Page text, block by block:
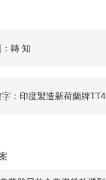
轉 知
字：印度製造新荷蘭牌